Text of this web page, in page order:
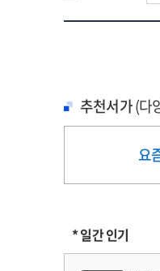
추천서가(다
요
* 일간 인기